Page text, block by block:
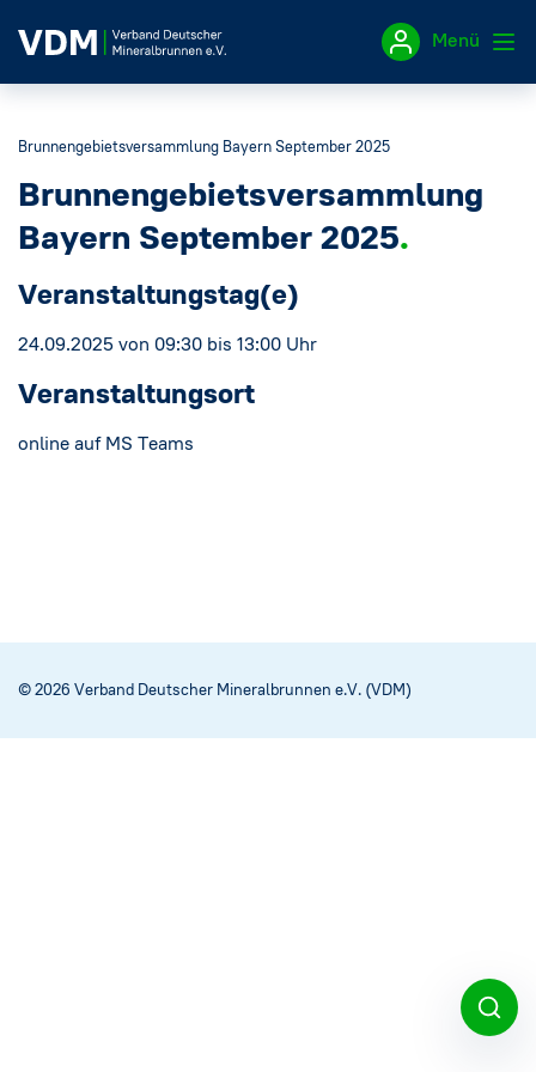
Menü
Impressum
Datenschutzerklärung
Brunnengebietsversammlung Bayern September 2025
Brunnengebietsversammlung
Bayern September 2025
Veranstaltungstag(e)
24.09.2025 von 09:30 bis 13:00 Uhr
Veranstaltungsort
online auf MS Teams
© 2026 Verband Deutscher Mineralbrunnen e.V. (VDM)